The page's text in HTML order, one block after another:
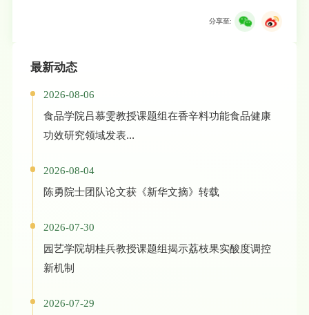
分享至:
最新动态
2026-08-06
食品学院吕慕雯教授课题组在香辛料功能食品健康
功效研究领域发表...
2026-08-04
陈勇院士团队论文获《新华文摘》转载
2026-07-30
园艺学院胡桂兵教授课题组揭示荔枝果实酸度调控
新机制
2026-07-29